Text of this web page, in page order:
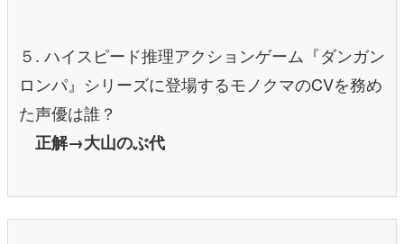
５. ハイスピード推理アクションゲーム『ダンガン
ロンパ』シリーズに登場するモノクマのCVを務め
た声優は誰？
正解→大山のぶ代